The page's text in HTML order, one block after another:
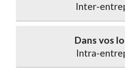
Inter-
Dans vos
Intra-